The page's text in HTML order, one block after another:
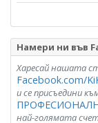
Намери ни във
Харесай нашата
Facebook.com/
и се присъедини
най-голямата